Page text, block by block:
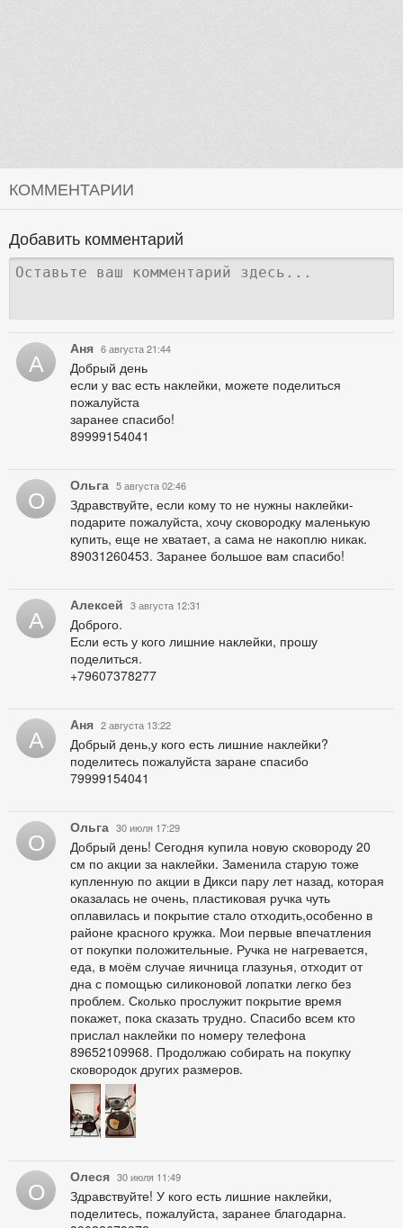
КОММЕНТАРИИ
Добавить комментарий
А Аня 6 августа 21:44
Добрый день
если у вас есть наклейки, можете поделиться
пожалуйста
заранее спасибо!
89999154041
О Ольга 5 августа 02:46
Здравствуйте, если кому то не нужны наклейки-
подарите пожалуйста, хочу сковородку маленькую
купить, еще не хватает, а сама не накоплю никак.
89031260453. Заранее большое вам спасибо!
А Алексей 3 августа 12:31
Доброго.
Если есть у кого лишние наклейки, прошу
поделиться.
+79607378277
А Аня 2 августа 13:22
Добрый день,у кого есть лишние наклейки?
поделитесь пожалуйста заране спасибо
79999154041
О Ольга 30 июля 17:29
Добрый день! Сегодня купила новую сковороду 20
см по акции за наклейки. Заменила старую тоже
купленную по акции в Дикси пару лет назад, которая
оказалась не очень, пластиковая ручка чуть
оплавилась и покрытие стало отходить,особенно в
районе красного кружка. Мои первые впечатления
от покупки положительные. Ручка не нагревается,
еда, в моём случае яичница глазунья, отходит от
дна с помощью силиконовой лопатки легко без
проблем. Сколько прослужит покрытие время
покажет, пока сказать трудно. Спасибо всем кто
прислал наклейки по номеру телефона
89652109968. Продолжаю собирать на покупку
сковородок других размеров.
О Олеся 30 июля 11:49
Здравствуйте! У кого есть лишние наклейки,
поделитесь, пожалуйста, заранее благодарна.